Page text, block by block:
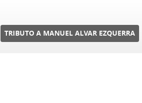
TRIBUTO A MANUEL ALVAR EZQUERRA